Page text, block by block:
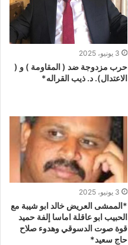
3 يونيو، 2025
حرب مزدوجة ضد ( المقاومة ) و (
الاعتدال). د. ذيب القراله*
3 يونيو، 2025
*الممشى العريض خالد ابو شيبة مع
الحبيب ابو عاقلة اماسا إلفة حميد
قوة صوت الدسوقي وهدوء صلاح
حاج سعيد*